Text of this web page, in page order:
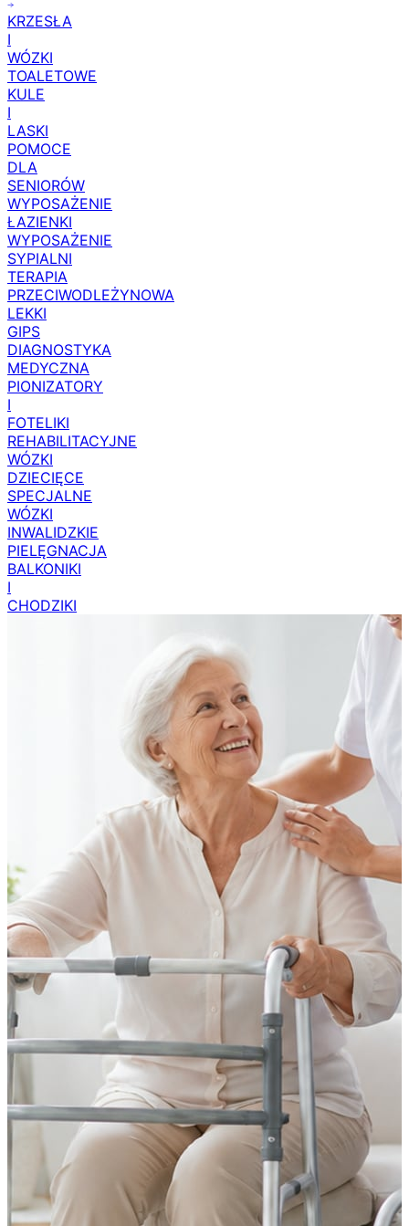
KRZESŁA
I
WÓZKI
TOALETOWE
KULE
I
LASKI
POMOCE
DLA
SENIORÓW
WYPOSAŻENIE
ŁAZIENKI
WYPOSAŻENIE
SYPIALNI
TERAPIA
PRZECIWODLEŻYNOWA
LEKKI
GIPS
DIAGNOSTYKA
MEDYCZNA
PIONIZATORY
I
FOTELIKI
REHABILITACYJNE
WÓZKI
DZIECIĘCE
SPECJALNE
WÓZKI
INWALIDZKIE
PIELĘGNACJA
BALKONIKI
I
CHODZIKI